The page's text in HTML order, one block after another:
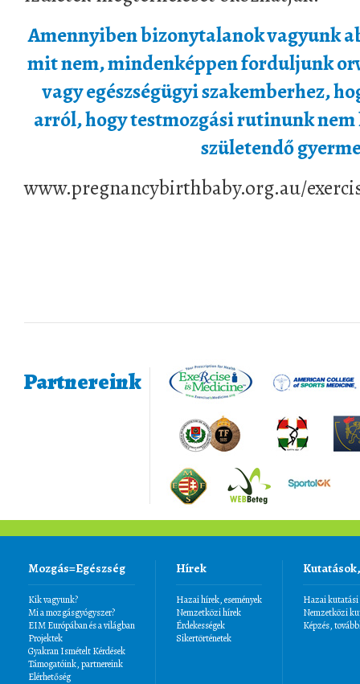
Amennyiben bizonytalanok vagyunk
mit nem, mindenképpen forduljunk
vagy egészségügyi szakemberhez,
arról, hogy testmozgási rutinunk nem
születendő
www.pregnancybirthbaby.org.au/
Partnereink
Mozgás=Egészség
Kik vagyunk?
Mi a mozgásgyógyszer?
EIM Európában és a világban
Projektek
Gyakran Ismételt Kérdések
Támogatóink, partnereink
Elérhetőség
Hírek
Hazai hírek, események
Nemzetközi hírek
Érdekességek
Sikertörténetek
Hazai kutatási
Nemzetközi
Képzés,